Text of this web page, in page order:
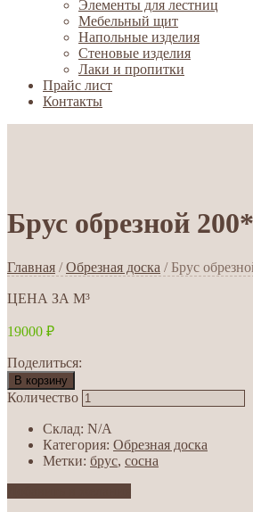
Элементы для лестниц
Мебельный щит
Напольные изделия
Стеновые изделия
Лаки и пропитки
Прайс лист
Контакты
Брус обрезной
Главная /Обрезная доска / Брус
ЦЕНА ЗА М³
19000 ₽
Поделиться:
В корзину
Количество
Склад: N/A
Категория: Обрезная доска
Метки: брус, сосна